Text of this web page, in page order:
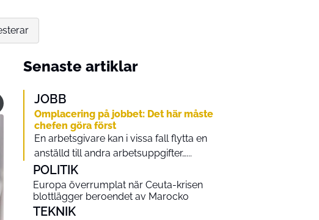
Senaste artiklar
JOBB
Omplacering på jobbet: Det här måste
chefen göra först
En arbetsgivare kan i vissa fall flytta en
anställd till andra arbetsuppgifter…...
POLITIK
Europa överrumplat när Ceuta-krisen
blottlägger beroendet av Marocko
TEKNIK